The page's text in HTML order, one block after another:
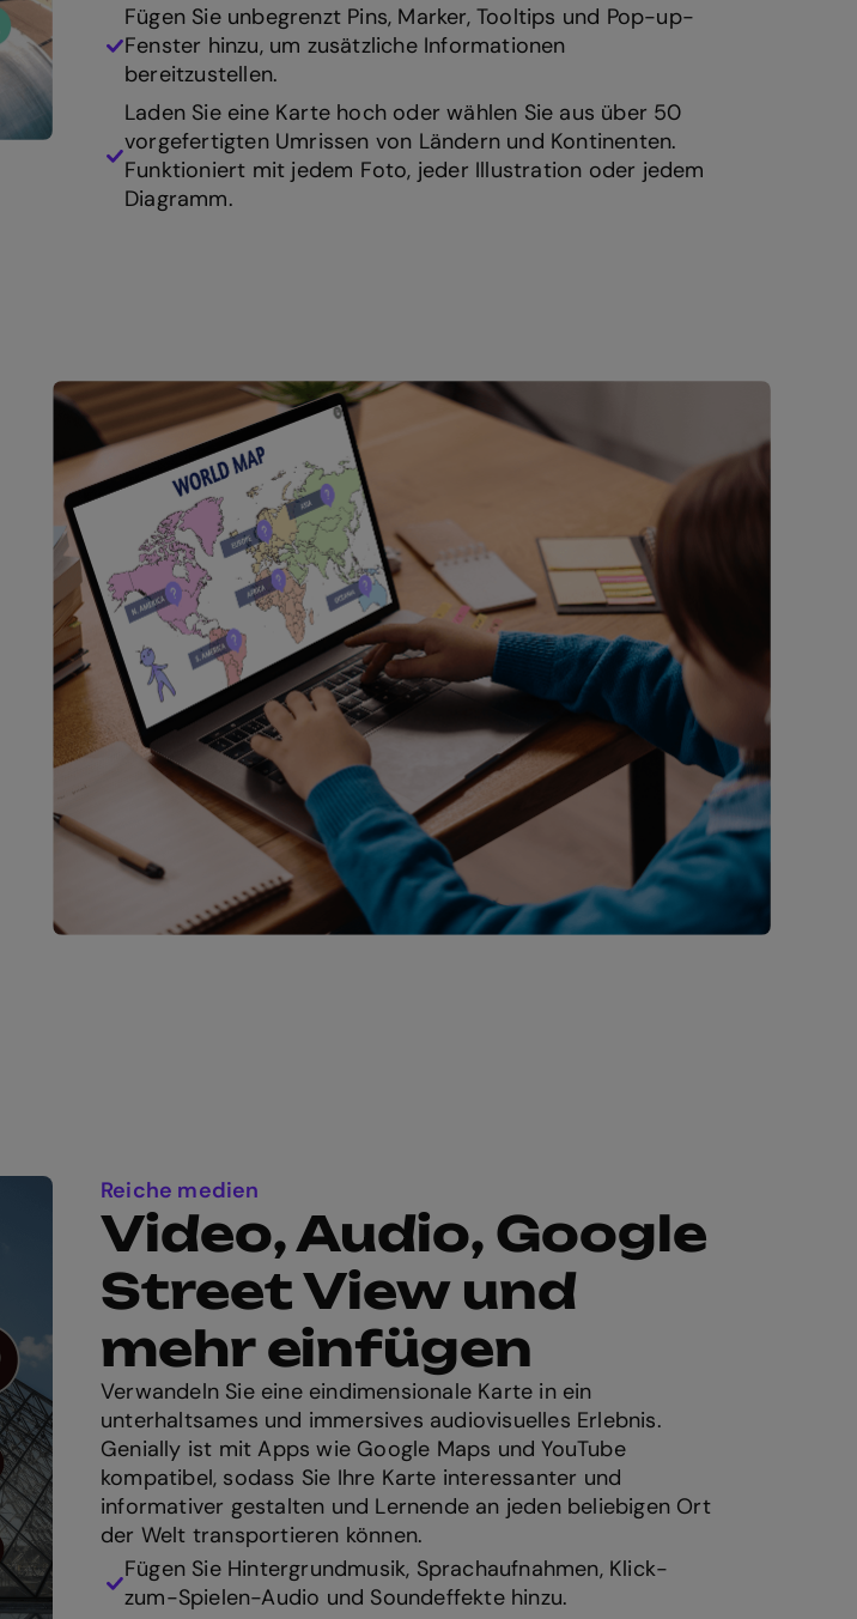
Fügen Sie unbegrenzt Pins, Marker, Tooltips und Pop-up-
Fenster hinzu, um zusätzliche Informationen
bereitzustellen.
Laden Sie eine Karte hoch oder wählen Sie aus über 50
vorgefertigten Umrissen von Ländern und Kontinenten.
Funktioniert mit jedem Foto, jeder Illustration oder jedem
Diagramm.
Reiche medien
Video, Audio, Google
Street View und
mehr einfügen
Verwandeln Sie eine eindimensionale Karte in ein
unterhaltsames und immersives audiovisuelles Erlebnis.
Genially ist mit Apps wie Google Maps und YouTube
kompatibel, sodass Sie Ihre Karte interessanter und
informativer gestalten und Lernende an jeden beliebigen Ort
der Welt transportieren können.
Fügen Sie Hintergrundmusik, Sprachaufnahmen, Klick-
zum-Spielen-Audio und Soundeffekte hinzu.